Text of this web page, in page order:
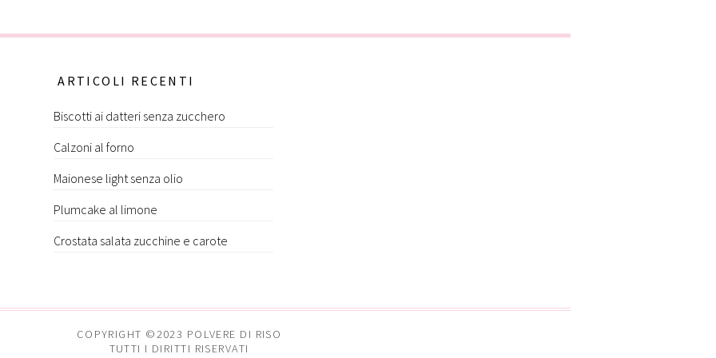
ARTICOLI RECENTI
Biscotti ai datteri senza zucchero
Calzoni al forno
Maionese light senza olio
Plumcake al limone
Crostata salata zucchine e carote
COPYRIGHT ©2023 POLVERE DI RISO
TUTTI I DIRITTI RISERVATI